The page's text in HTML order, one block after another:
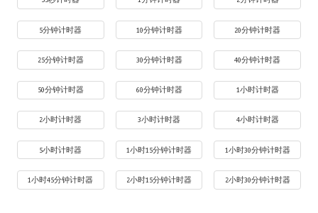
5分钟计时器 10分钟计时器 20分钟计时器
25分钟计时器 30分钟计时器 40分钟计时器
50分钟计时器 60分钟计时器 1小时计时器
2小时计时器 3小时计时器 4小时计时器
5小时计时器 1小时15分钟计时器 1小时30分钟计时器
1小时45分钟计时器 2小时15分钟计时器 2小时30分钟计时器